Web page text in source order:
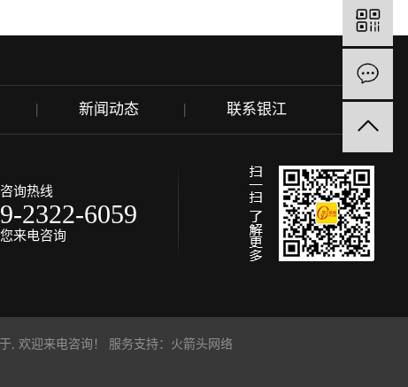
新闻动态 联系银江
询热线
2322-6059
来电咨询
, 欢迎来电咨询！ 服务支持： 火箭头网络